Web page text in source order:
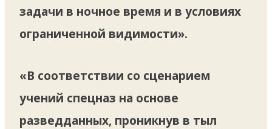
задачи в ночное время и в условиях
ограниченной видимости».
«В соответствии со сценарием
учений спецназ на основе
разведданных, проникнув в тыл